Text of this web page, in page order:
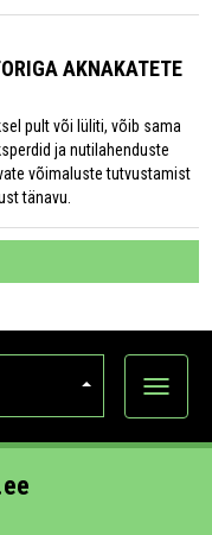
AKNAKATETE
pult või lüliti, võib sama
ja nutilahenduste
võimaluste tutvustamist
tänavu.
Ava